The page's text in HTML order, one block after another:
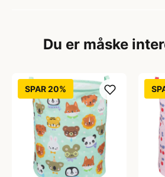
Du er måske
SPAR 20%